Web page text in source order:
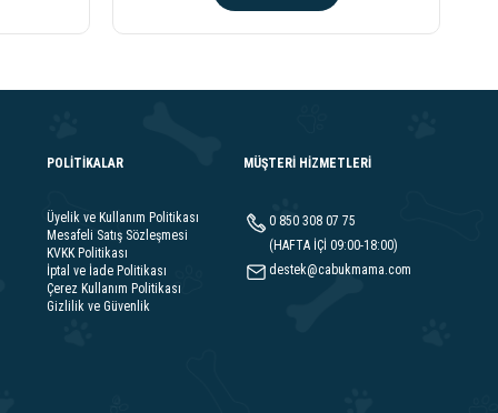
POLİTİKALAR
Üyelik ve Kullanım Politikası
Mesafeli Satış Sözleşmesi
KVKK Politikası
İptal ve İade Politikası
Çerez Kullanım Politikası
Gizlilik ve Güvenlik
MÜŞTERİ HİZMETLERİ
0 850 308 07 75
(HAFTA İÇİ 09:00-18:00)
destek@cabukmama.com